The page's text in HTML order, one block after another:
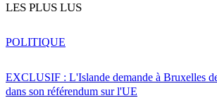
LES PLUS LUS
EXCLUSIF : L'Islande demande à Bruxelles
dans son référendum sur l'UE
POLITIQUE